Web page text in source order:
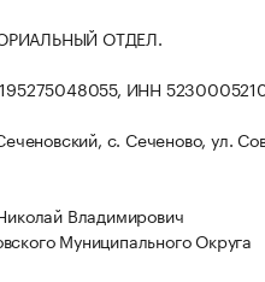
ОТДЕЛ.
ИНН
с. Сеченово, ул.
Владимирович
Муниципального Округа